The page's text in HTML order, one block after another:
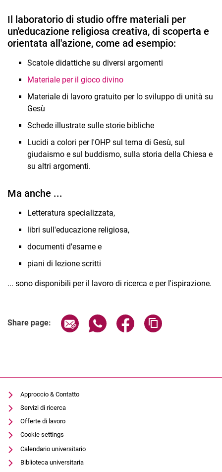
Il laboratorio di studio offre materiali per
un'educazione religiosa creativa, di scoperta e
orientata all'azione, come ad esempio:
Scatole didattiche su diversi argomenti
Materiale per il gioco divino
Materiale di lavoro gratuito per lo sviluppo di unità su
Gesù
Schede illustrate sulle storie bibliche
Lucidi a colori per l'OHP sul tema di Gesù, sul
giudaismo e sul buddismo, sulla storia della Chiesa e
su altri argomenti.
Ma anche ...
Letteratura specializzata,
libri sull'educazione religiosa,
documenti d'esame e
piani di lezione scritti
... sono disponibili per il lavoro di ricerca e per l'ispirazione.
Share page: Share page via email
Share page via WhatsApp
Share page via
Approccio & Contatto
Servizi di ricerca
Offerte di lavoro
Cookie settings
Calendario universitario
Biblioteca universitaria